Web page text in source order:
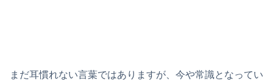
まだ耳慣れない言葉ではありますが、今や常識となってい